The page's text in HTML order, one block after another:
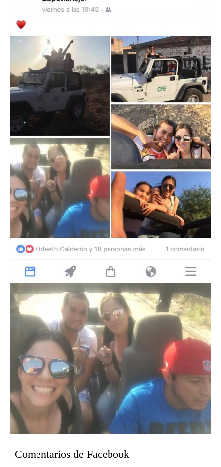
Comentarios de Facebook